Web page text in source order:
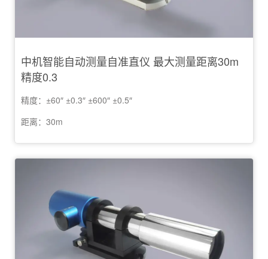
中机智能自动测量自准直仪 最大测量距离30m
精度0.3
精度：±60″ ±0.3″ ±600″ ±0.5″
距离：30m